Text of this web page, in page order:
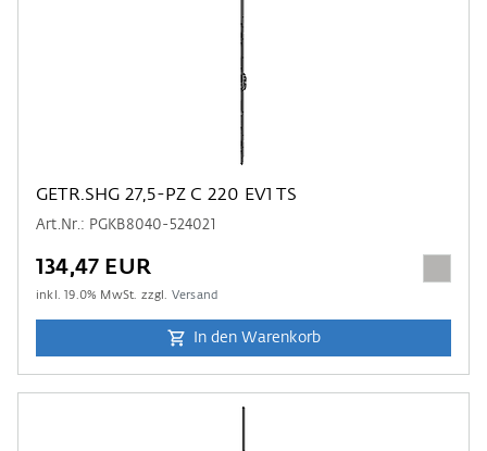
GETR.SHG 27,5-PZ C 220 EV1 TS
Art.Nr.: PGKB8040-524021
134,47 EUR
inkl.19.0% MwSt. zzgl. Versand
In den Warenkorb